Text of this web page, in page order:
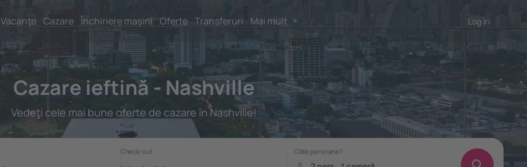
Vacanţe Cazare Închiriere mașini Oferte Transferuri Mai mult Log in
Cazare ieftină - Nashville
Vedeţi cele mai bune oferte de cazare în Nashville!